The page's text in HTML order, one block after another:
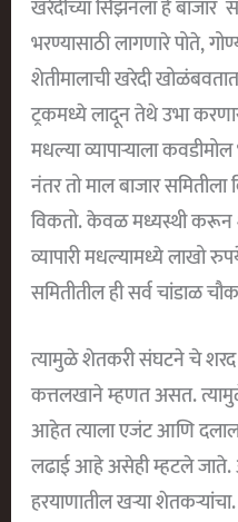
खरेदीच्या सिझनला हे बाजार
भरण्यासाठी लागणारे पोते,
शेतीमालाची खरेदी
ट्रकमध्ये लादून तेथे उभा
मधल्या व्यापाऱ्याला
नंतर तो माल बाजार
विकतो. केवळ मध्यस्थी करून
व्यापारी मधल्यामध्ये लाखो
समितीतील ही सर्व चांडाळ
त्यामुळे शेतकरी संघटने चे शरद
कत्तलखाने म्हणत असत.
आहेत त्याला एजंट आणि
लढाई आहे असेही म्हटले
हरयाणातील खऱ्या शेतकऱ्यांचा.